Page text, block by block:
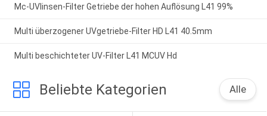
Mc-UVlinsen-Filter Getriebe der hohen Auflösung L41 99%
Multi überzogener UVgetriebe-Filter HD L41 40.5mm
Multi beschichteter UV-Filter L41 MCUV Hd
Beliebte Kategorien Alle